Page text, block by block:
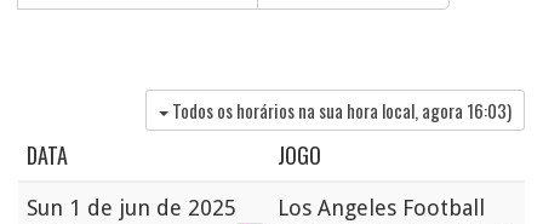
Todos os horários na sua hora local, agora 16:03)
DATA JOGO
Sun 1 de jun de 2025
Los Angeles Football